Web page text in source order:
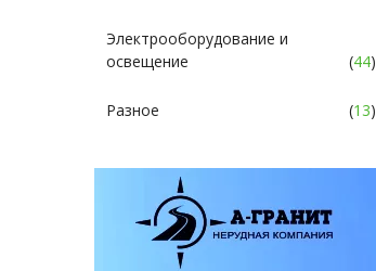
Электрооборудование и
освещение
(44)
Разное (13)